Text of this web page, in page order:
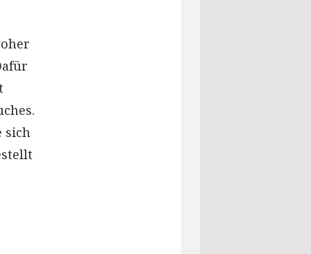
sich